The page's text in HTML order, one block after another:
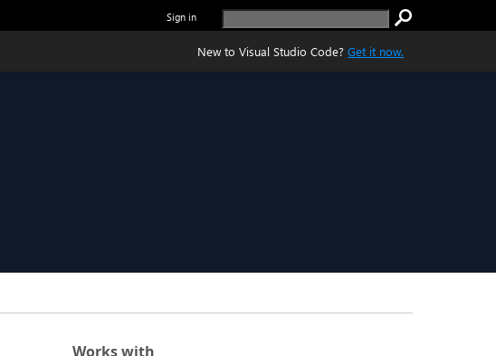
Sign in
New to Visual Studio Code? Get it now.
Works with